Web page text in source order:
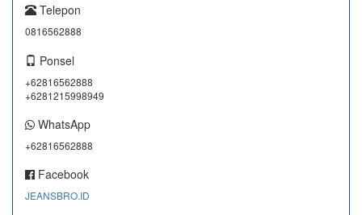
Telepon
0816562888
Ponsel
+62816562888
+6281215998949
WhatsApp
+62816562888
Facebook
JEANSBRO.ID